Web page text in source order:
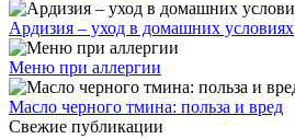
Ардизия – уход в домашних условиях
Меню при аллергии
Масло черного тмина: польза и вред
Свежие публикации